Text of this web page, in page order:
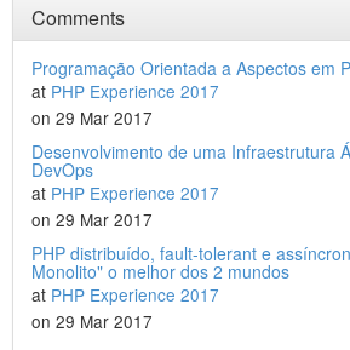
Comments
Programação Orientada a Aspectos em
at PHP Experience 2017
on 29 Mar 2017
Desenvolvimento de uma Infraestrutura
DevOps
at PHP Experience 2017
on 29 Mar 2017
PHP distribuído, fault-tolerant e
Monolito" o melhor dos 2 mundos
at PHP Experience 2017
on 29 Mar 2017